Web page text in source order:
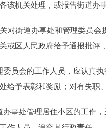
该机关处理，或报告街道办
街道办事处和管理委员会
或区人民政府给予通报批评
会的工作人员，应认真执
给予表彰和奖励；对有失职
处管理居住小区的工作，